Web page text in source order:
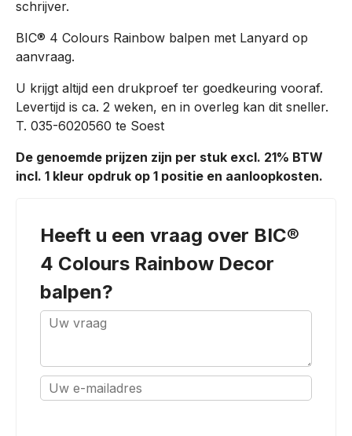
schrijver.
BIC® 4 Colours Rainbow balpen met Lanyard op
aanvraag.
U krijgt altijd een drukproef ter goedkeuring vooraf.
Levertijd is ca. 2 weken, en in overleg kan dit sneller.
T. 035-6020560 te Soest
De genoemde prijzen zijn per stuk excl. 21% BTW
incl. 1 kleur opdruk op 1 positie en aanloopkosten.
Heeft u een vraag over BIC®
4 Colours Rainbow Decor
balpen?